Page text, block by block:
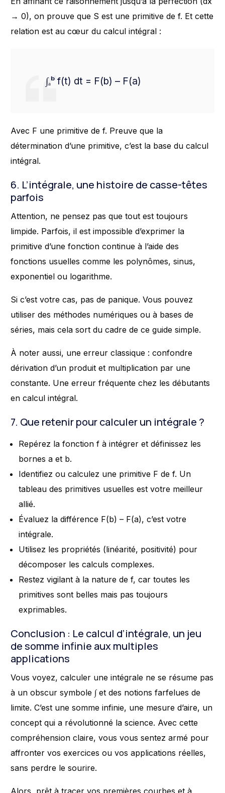
→ 0), on prouve que S est une primitive de f. Et cette
relation est au cœur du calcul intégral :
∫ₐᵇ f(t) dt = F(b) – F(a)
Avec F une primitive de f. Preuve que la
détermination d’une primitive, c’est la base du calcul
intégral.
6. L’intégrale, une histoire de casse-têtes
parfois
Attention, ne pensez pas que tout est toujours
limpide. Parfois, il est impossible d’exprimer la
primitive d’une fonction continue à l’aide des
fonctions usuelles comme les polynômes, sinus,
exponentiel ou logarithme.
Si c’est votre cas, pas de panique. Vous pouvez
utiliser des méthodes numériques ou à bases de
séries, mais cela sort du cadre de ce guide simple.
À noter aussi, une erreur classique : confondre
dérivation d’un produit et multiplication par une
constante. Une erreur fréquente chez les débutants
en calcul intégral.
7. Que retenir pour calculer un intégrale ?
Repérez la fonction f à intégrer et définissez les
bornes a et b.
Identifiez ou calculez une primitive F de f. Un
tableau des primitives usuelles est votre meilleur
allié.
Évaluez la différence F(b) – F(a), c’est votre
intégrale.
Utilisez les propriétés (linéarité, positivité) pour
décomposer les calculs complexes.
Restez vigilant à la nature de f, car toutes les
primitives sont belles mais pas toujours
exprimables.
Conclusion : Le calcul d’intégrale, un jeu
de somme infinie aux multiples
applications
Vous voyez, calculer une intégrale ne se résume pas
à un obscur symbole ∫ et des notions farfelues de
limite. C’est une somme infinie, une mesure d’aire, un
concept qui a révolutionné la science. Avec cette
compréhension claire, vous vous sentez armé pour
affronter vos exercices ou vos applications réelles,
sans perdre le sourire.